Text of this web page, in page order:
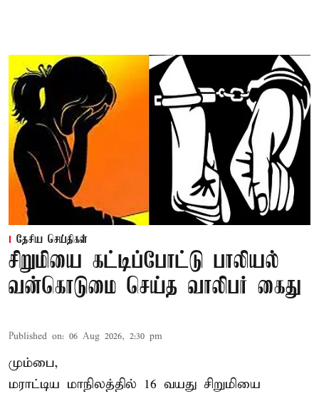
தேசிய செய்திகள்
சிறுமியை கட்டிப்போட்டு பாலியல்
வன்கொடுமை செய்த வாலிபர் கைது
Published on: 06 Aug 2026, 2:30 pm
மும்பை,
மராட்டிய மாநிலத்தில் 16 வயது சிறுமியை